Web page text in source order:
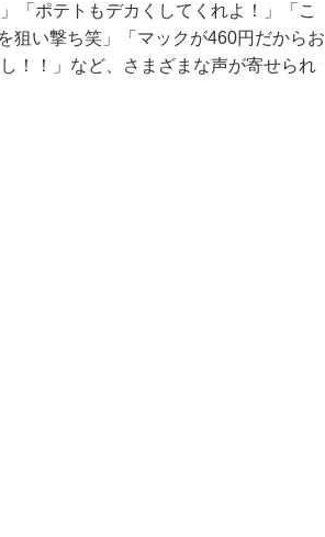
「ポテトもデカくしてくれよ！」「こ
狙い撃ち笑」「マックが460円だからお
！！」など、さまざまな声が寄せられ